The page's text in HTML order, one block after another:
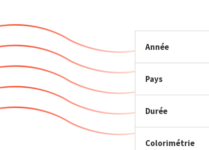
Année
Pays
Durée
Colorimétrie